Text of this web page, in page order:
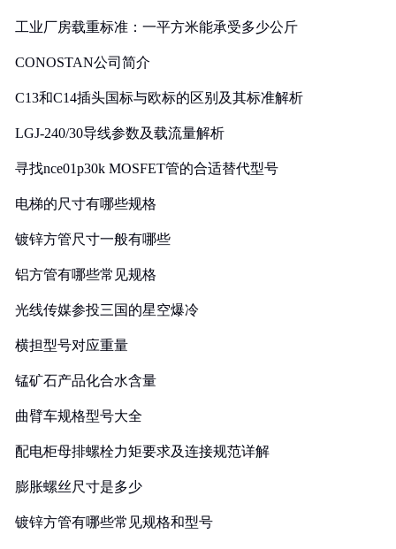
工业厂房载重标准：一平方米能承受多少公斤
CONOSTAN公司简介
C13和C14插头国标与欧标的区别及其标准解析
LGJ-240/30导线参数及载流量解析
寻找nce01p30k MOSFET管的合适替代型号
电梯的尺寸有哪些规格
镀锌方管尺寸一般有哪些
铝方管有哪些常见规格
光线传媒参投三国的星空爆冷
横担型号对应重量
锰矿石产品化合水含量
曲臂车规格型号大全
配电柜母排螺栓力矩要求及连接规范详解
膨胀螺丝尺寸是多少
镀锌方管有哪些常见规格和型号